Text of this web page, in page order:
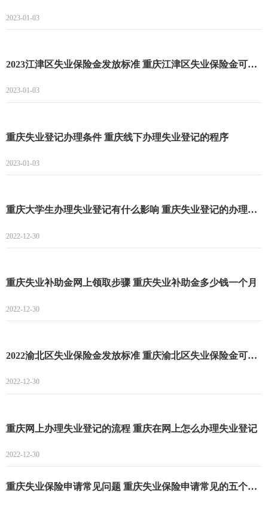
2023-01-03
2023江津区失业保险金发放标准 重庆江津区失业保险金可以领多久
2023-01-03
重庆失业登记办理条件 重庆线下办理失业登记的程序
2023-01-03
重庆大学生办理失业登记有什么影响 重庆失业登记的办理条件
2022-12-30
重庆失业补助金网上领取步骤 重庆失业补助金多少钱一个月
2022-12-30
2022渝北区失业保险金发放标准 重庆渝北区失业保险金可以领多久
2022-12-30
重庆网上办理失业登记的流程 重庆在网上怎么办理失业登记
2022-12-30
重庆失业保险申请常见问题 重庆失业保险申请常见的五个问题